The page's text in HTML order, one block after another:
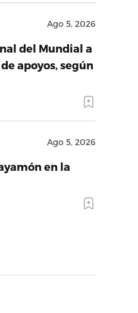
Ago 5, 2026
del Mundial a
apoyos, según
Ago 5, 2026
en la